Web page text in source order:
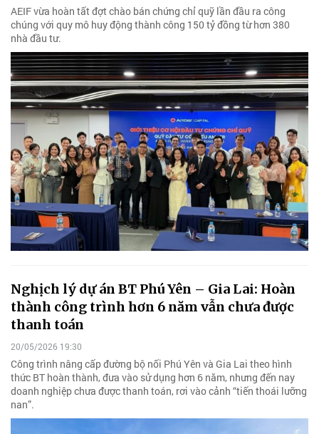
AEIF vừa hoàn tất đợt chào bán chứng chỉ quỹ lần đầu ra công
chúng với quy mô huy động thành công 150 tỷ đồng từ hơn 380
nhà đầu tư.
Nghịch lý dự án BT Phú Yên – Gia Lai: Hoàn
thành công trình hơn 6 năm vẫn chưa được
thanh toán
20/05/2026 19:30
Công trình nâng cấp đường bộ nối Phú Yên và Gia Lai theo hình
thức BT hoàn thành, đưa vào sử dụng hơn 6 năm, nhưng đến nay
doanh nghiệp chưa được thanh toán, rơi vào cảnh “tiến thoái lưỡng
nan”.